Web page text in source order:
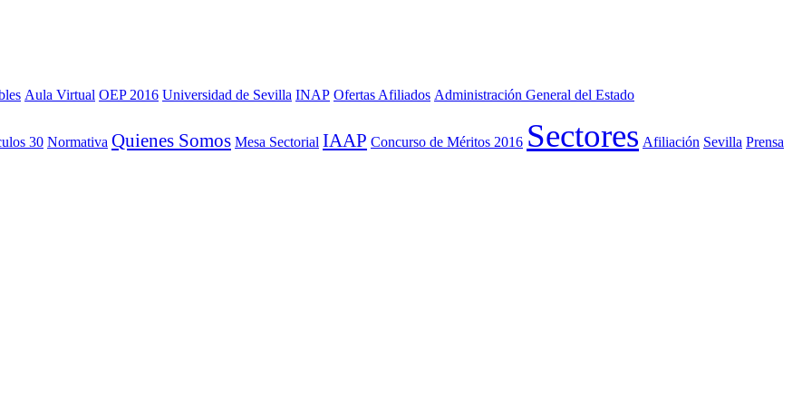
Aula Virtual OEP 2016 Universidad de Sevilla INAP Ofertas Afiliados Administración General del Estado
30 Normativa Quienes Somos Mesa Sectorial IAAP Concurso de Méritos 2016 Sectores Afiliación Sevilla Prensa